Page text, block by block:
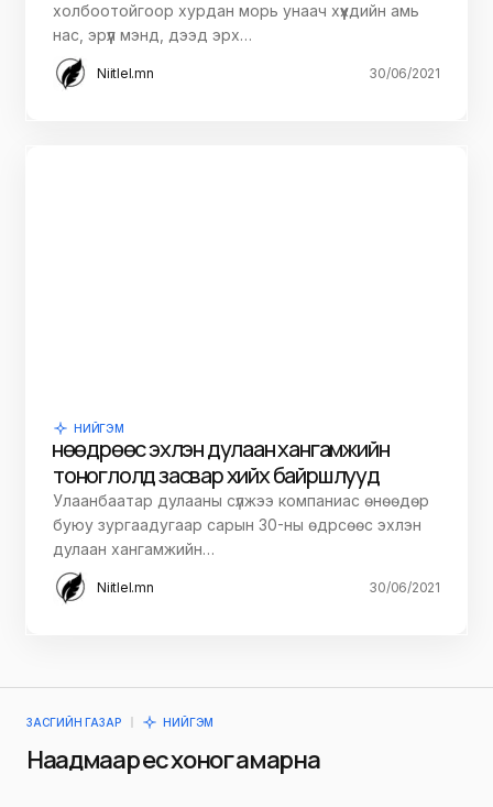
холбоотойгоор хурдан морь унаач хүүхдийн амь
нас, эрүүл мэнд, дээд эрх…
Niitlel.mn 30/06/2021
НИЙГЭМ
Өнөөдрөөс эхлэн дулаан хангамжийн
тоноглолд засвар хийх байршлууд
Улаанбаатар дулааны сүлжээ компаниас өнөөдөр
буюу зургаадугаар сарын 30-ны өдрсөөс эхлэн
дулаан хангамжийн…
Niitlel.mn 30/06/2021
ЗАСГИЙН ГАЗАР НИЙГЭМ
Наадмаар ес хоног амарна